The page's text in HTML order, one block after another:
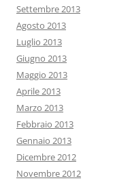
Settembre 2013
Agosto 2013
Luglio 2013
Giugno 2013
Maggio 2013
Aprile 2013
Marzo 2013
Febbraio 2013
Gennaio 2013
Dicembre 2012
Novembre 2012